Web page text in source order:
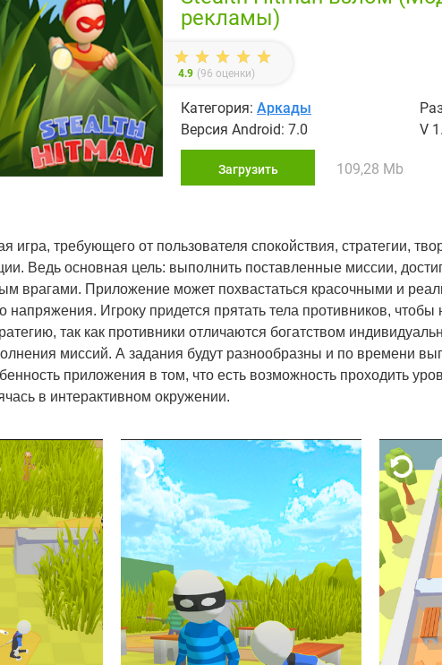
рекламы)
4.9 (96 оценки)
Категория: Аркады
Версия Android: 7.0
V
Загрузить 109,28 Mb
игра, требующего от пользователя спокойствия, стратегии,
Ведь основная цель: выполнить поставленные миссии,
врагами. Приложение может похвастаться красочными и
напряжения. Игроку придется прятать тела противников,
так как противники отличаются богатством
миссий. А задания будут разнообразны и по времени
приложения в том, что есть возможность проходить
в интерактивном окружении.